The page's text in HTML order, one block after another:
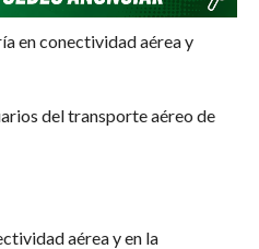
en conectividad aérea y
del transporte aéreo de
aérea y en la